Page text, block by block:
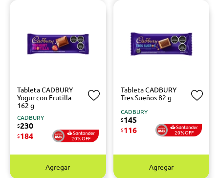
Tableta CADBURY
Yogur con Frutilla
162 g
CADBURY
$230
$184 20%OFF
Agregar
Tableta CADBURY
Tres Sueños 82 g
CADBURY
$145
$116 20%OFF
Agregar